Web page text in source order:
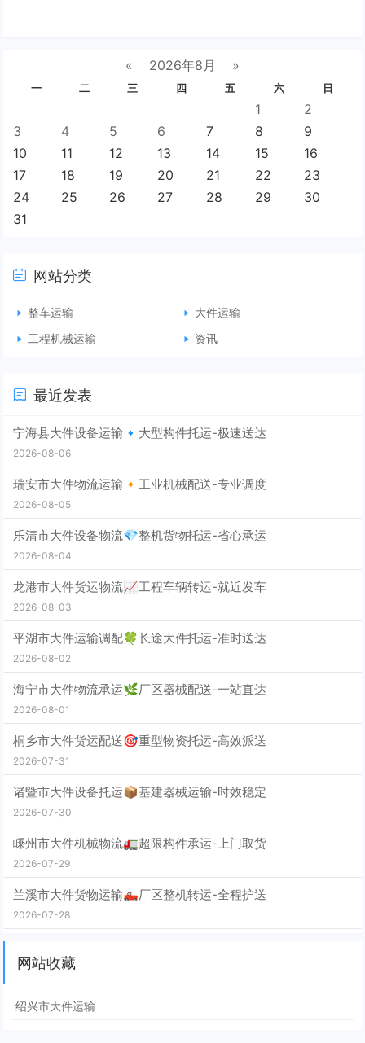
« 2026年8月 »
一 二 三 四 五 六 日
1
2
3
4 5 6 7 8
9
10
11 12 13 14 15
16
17
18 19 20 21 22
23
24
25 26 27 28 29
30
31
网站分类
整车运输
大件运输
工程机械运输
资讯
最近发表
宁海县大件设备运输🔹大型构件托运-极速送达
2026-08-06
瑞安市大件物流运输🔸工业机械配送-专业调度
2026-08-05
乐清市大件设备物流💎整机货物托运-省心承运
2026-08-04
龙港市大件货运物流📈工程车辆转运-就近发车
2026-08-03
平湖市大件运输调配🍀长途大件托运-准时送达
2026-08-02
海宁市大件物流承运🌿厂区器械配送-一站直达
2026-08-01
桐乡市大件货运配送🎯重型物资托运-高效派送
2026-07-31
诸暨市大件设备托运📦基建器械运输-时效稳定
2026-07-30
嵊州市大件机械物流🚛超限构件承运-上门取货
2026-07-29
兰溪市大件货物运输🛻厂区整机转运-全程护送
2026-07-28
网站收藏
绍兴市大件运输